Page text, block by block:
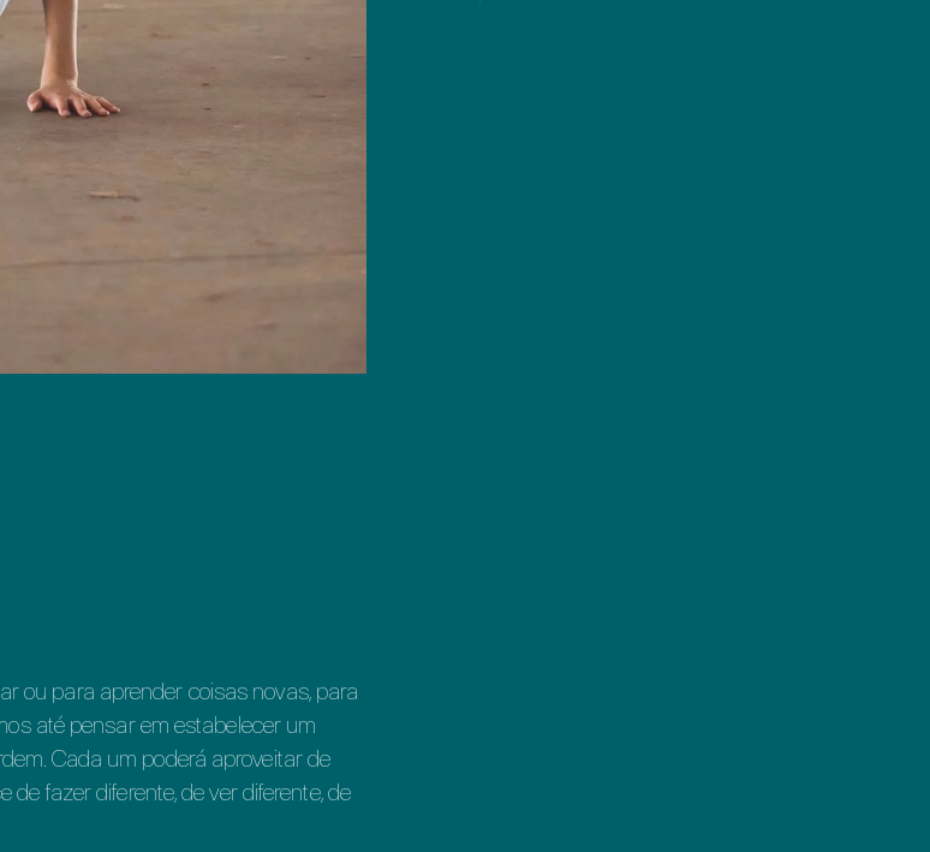
ou para aprender coisas novas, para
até pensar em estabelecer um
Cada um poderá aproveitar de
fazer diferente, de ver diferente, de